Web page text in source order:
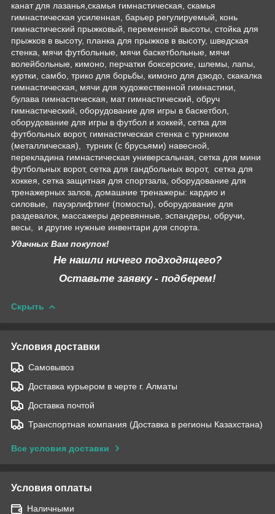
канат для лазанья,скамья гимнастическая, скамья
гимнастическая усиленная, барьер регулируемый, конь
гимнастический прыжковый, переменной высоты, стойка для
прыжков в высоту, планка для прыжков в высоту, шведская
стенка, мячи футбольные, мячи баскетбольные, мячи
волейбольные, кимоно, перчатки боксерские, шлемы, лапы,
куртки, самбо, трико для борьбы, кимоно для дзюдо, скакалка
гимнастическая, мячи для художественной гимнастики,
булава гимнастическая, мат гимнастический, обруч
гимнастический, оборудование для игры в баскетбол,
оборудование для игры в футбол и хоккей, сетка для
футбольных ворот, гимнастическая стенка с турником
(металлическая), турник (с брусьями) навесной,
перекладина гимнастическая универсальная, сетка для мини
футбольных ворот, сетка для гандбольных ворот, сетка для
хоккея, сетка защитная для спортзала, оборудование для
тренажерных залов, домашние тренажеры: кардио и
силовые, пауэрлифтинг (помосты), оборудование для
раздевалок, массажеры деревянные, эспандеры, обручи,
весы, и другие нужные инвентари для спорта.
Удачных Вам покупок!
Не нашли ничего подходящего?
Оставьте заявку - подберем!
Скрыть
Условия доставки
Самовывоз
Доставка курьером в черте г. Алматы
Доставка почтой
Транспортная компания (Доставка в регионы Казахстана)
Все условия доставки
Условия оплаты
Наличными